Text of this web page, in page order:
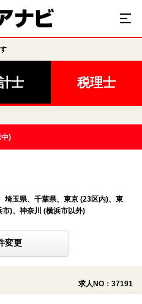
士 税理士
)
埼玉県、千葉県、東京 (23区内)、東
)、神奈川 (横浜市以外)
変更
求人NO：37191